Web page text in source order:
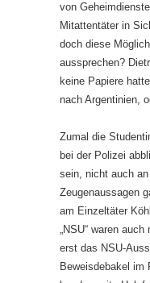
von
Mitattentäter in
doch diese
aussprechen?
keine Papiere
nach Argentinien,
Zumal die
bei der Polizei
sein, nicht auch
Zeugenaussagen
am Einzeltäter
„NSU“ waren
erst das NSU-
Beweisdebakel im